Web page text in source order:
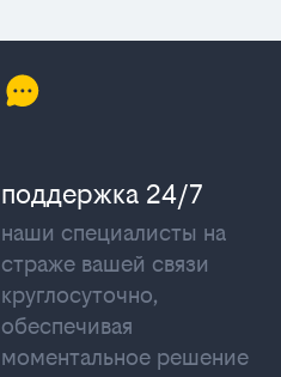
поддержка 24/7
наши специалисты на
страже вашей связи
круглосуточно,
обеспечивая
моментальное решение